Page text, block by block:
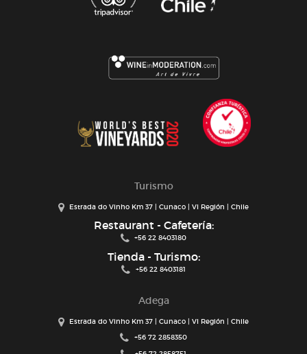
Turismo
Estrada do Vinho Km 37 | Cunaco | VI Región | Chile
Restaurant - Cafetería:
+56 22 8403180
Tienda - Turismo:
+56 22 8403181
Adega
Estrada do Vinho Km 37 | Cunaco | VI Región | Chile
+56 72 2858350